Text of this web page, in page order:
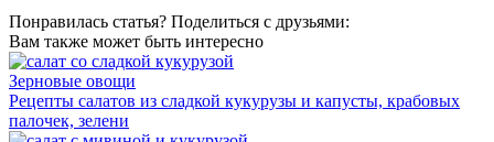
Понравилась статья? Поделиться с друзьями:
Вам также может быть интересно
Зерновые овощи
Рецепты салатов из сладкой кукурузы и капусты, крабовых
палочек, зелени